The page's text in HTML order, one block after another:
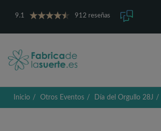
9.1 912 reseñas
Inicio Otros Eventos Día del Orgullo 28J